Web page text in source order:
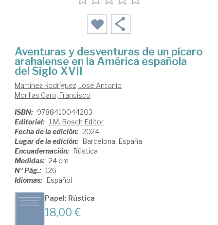
Aventuras y desventuras de un pícaro
arahalense en la América española
del Siglo XVII
Martínez Rodríguez, José Antonio
Morillas Caro, Francisco
ISBN: 9788410044203
Editorial: J.M. Bosch Editor
Fecha de la edición: 2024
Lugar de la edición: Barcelona. España
Encuadernación: Rústica
Medidas: 24 cm
Nº Pág.: 126
Idiomas: Español
Papel: Rústica
18,00 €